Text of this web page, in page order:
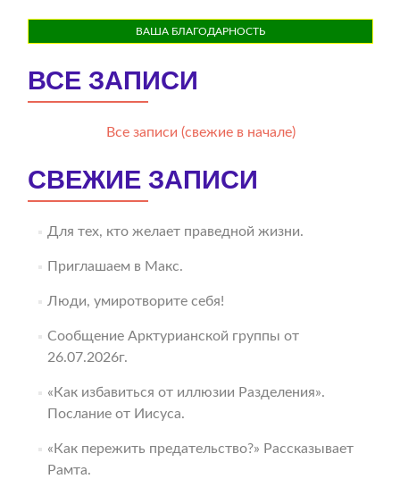
ВАША БЛАГОДАРНОСТЬ
ВСЕ ЗАПИСИ
Все записи (свежие в начале)
СВЕЖИЕ ЗАПИСИ
Для тех, кто желает праведной жизни.
Приглашаем в Макс.
Люди, умиротворите себя!
Сообщение Арктурианской группы от
26.07.2026г.
«Как избавиться от иллюзии Разделения».
Послание от Иисуса.
«Как пережить предательство?» Рассказывает
Рамта.